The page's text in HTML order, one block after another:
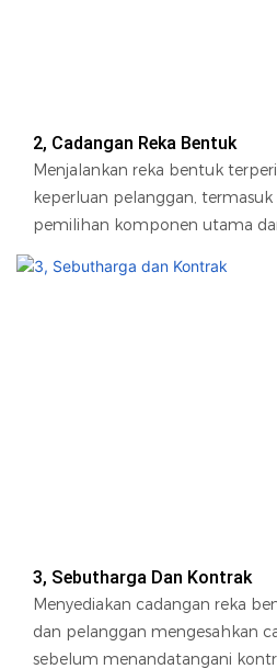
2, Cadangan Reka Bentuk
Menjalankan reka bentuk
keperluan pelanggan,
pemilihan komponen utama
3, Sebutharga Dan Kontrak
Menyediakan cadangan reka
dan pelanggan mengesahkan
sebelum menandatangani